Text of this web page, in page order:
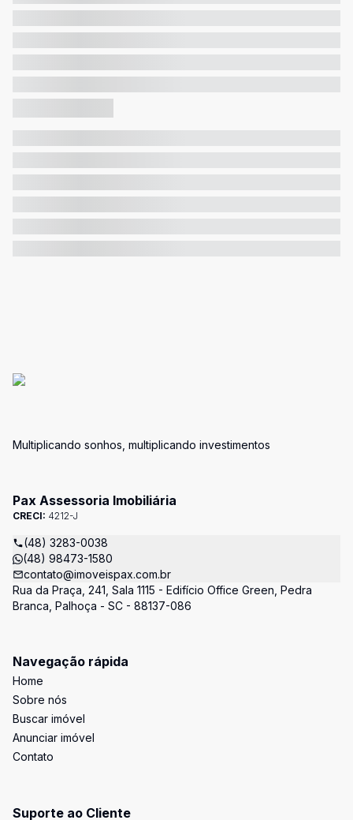
Multiplicando sonhos, multiplicando investimentos
Pax Assessoria Imobiliária
CRECI: 4212-J
(48) 3283-0038
(48) 98473-1580
contato@imoveispax.com.br
Rua da Praça, 241, Sala 1115 - Edifício Office Green, Pedra
Branca, Palhoça - SC - 88137-086
Navegação rápida
Home
Sobre nós
Buscar imóvel
Anunciar imóvel
Contato
Suporte ao Cliente